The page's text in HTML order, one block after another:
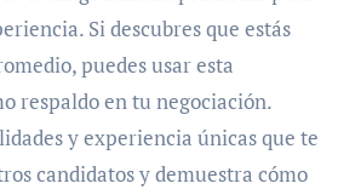
Si descubres que estás
puedes usar esta
respaldo en tu negociación.
y experiencia únicas que te
candidatos y demuestra cómo